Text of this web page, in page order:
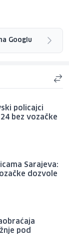
Googlu
policajci
bez vozačke
Sarajeva:
dozvole
pod